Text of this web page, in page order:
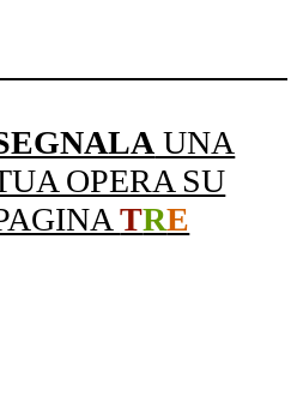
UNA
OPERA SU
TRE